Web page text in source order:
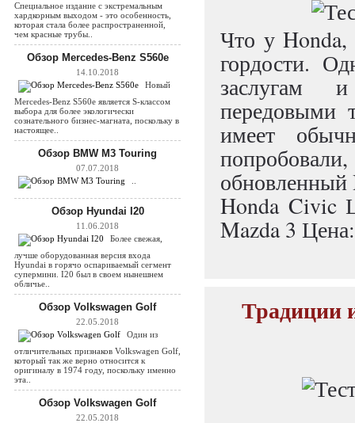
Специальное издание с экстремальным
хардкорным выходом - это особенность,
которая стала более распространенной,
чем красные трубы..
Обзор Mercedes-Benz S560e
14.10.2018
Новый
Mercedes-Benz S560e является S-классом
выбора для более экологически
сознательного бизнес-магната, поскольку в
настоящее..
Обзор BMW M3 Touring
07.07.2018
Обзор Hyundai I20
11.06.2018
Более свежая,
лучше оборудованная версия входа
Hyundai в горячо оспариваемый сегмент
супермини. I20 был в своем нынешнем
обличье..
Обзор Volkswagen Golf
22.05.2018
Один из
отличительных признаков Volkswagen Golf,
который так же верно относится к
оригиналу в 1974 году, поскольку именно
эта..
Обзор Volkswagen Golf
22.05.2018
Что у Honda,
гордости.
заслугам
передовыми
имеет
Honda Civic
Mazda 3
Традиции